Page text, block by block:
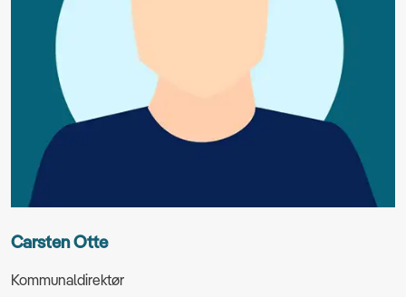
Carsten Otte
Kommunaldirektør